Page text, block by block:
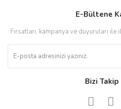
E-Bültene
Fırsatları, kampanya ve duyuruları
Bizi Takip